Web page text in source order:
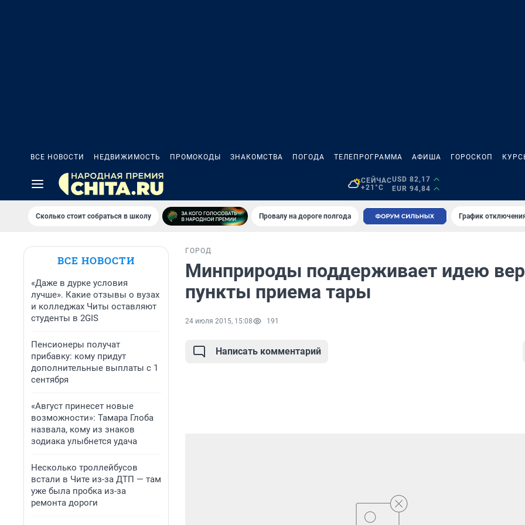
ВСЕ НОВОСТИ НЕДВИЖИМОСТЬ ПРОМОКОДЫ ЗНАКОМСТВА ПОГОДА ТЕЛЕПРОГРАММА АФИША ГОРОСКОП
СЕЙЧАС
+21°C
USD 82,17
EUR 94,84
Сколько стоит собраться в школу Провалу на дороге полгода График
ВСЕ НОВОСТИ
«Даже в дурке условия
лучше». Какие отзывы о вузах
и колледжах Читы оставляют
студенты в 2GIS
Пенсионеры получат
прибавку: кому придут
дополнительные выплаты с 1
сентября
«Август принесет новые
возможности»: Тамара Глоба
назвала, кому из знаков
зодиака улыбнется удача
Несколько троллейбусов
встали в Чите из-за ДТП — там
уже была пробка из-за
ремонта дороги
ГОРОД
Минприроды поддерживает идею
пункты приема тары
24 июля 2015, 15:08 191
Написать комментарий